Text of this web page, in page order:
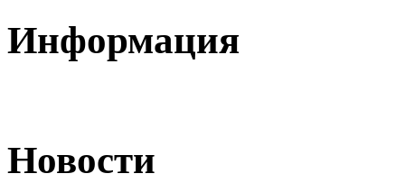
Информация
Новости